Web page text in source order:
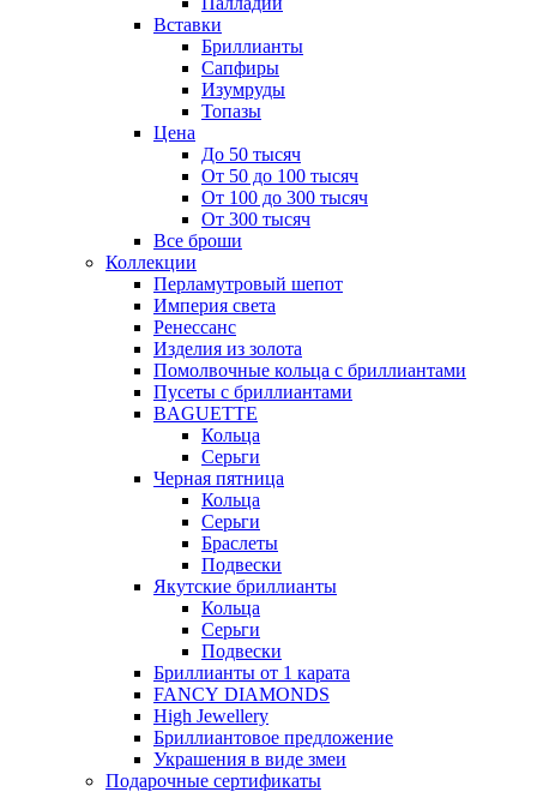
Вставки
Бриллианты
Сапфиры
Изумруды
Топазы
Цена
До 50 тысяч
От 50 до 100 тысяч
От 100 до 300 тысяч
От 300 тысяч
Все броши
Коллекции
Перламутровый шепот
Империя света
Ренессанс
Изделия из золота
Помолвочные кольца с бриллиантами
Пусеты с бриллиантами
BAGUETTE
Кольца
Серьги
Черная пятница
Кольца
Серьги
Браслеты
Подвески
Якутские бриллианты
Кольца
Серьги
Подвески
Бриллианты от 1 карата
FANCY DIAMONDS
High Jewellery
Бриллиантовое предложение
Украшения в виде змеи
Подарочные сертификаты